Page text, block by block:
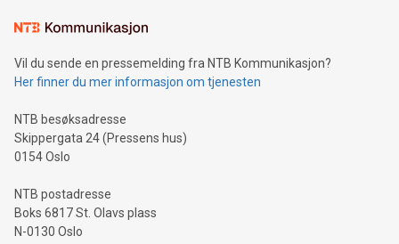
Vil du sende en pressemelding fra NTB Kommunikasjon?
Her finner du mer informasjon om tjenesten
NTB besøksadresse
Skippergata 24 (Pressens hus)
0154 Oslo
NTB postadresse
Boks 6817 St. Olavs plass
N-0130 Oslo